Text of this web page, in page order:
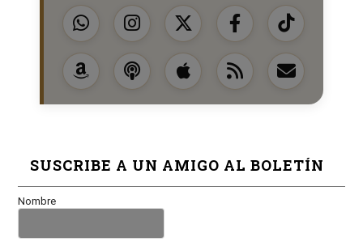
SUSCRIBE A UN AMIGO AL BOLETÍN
Nombre